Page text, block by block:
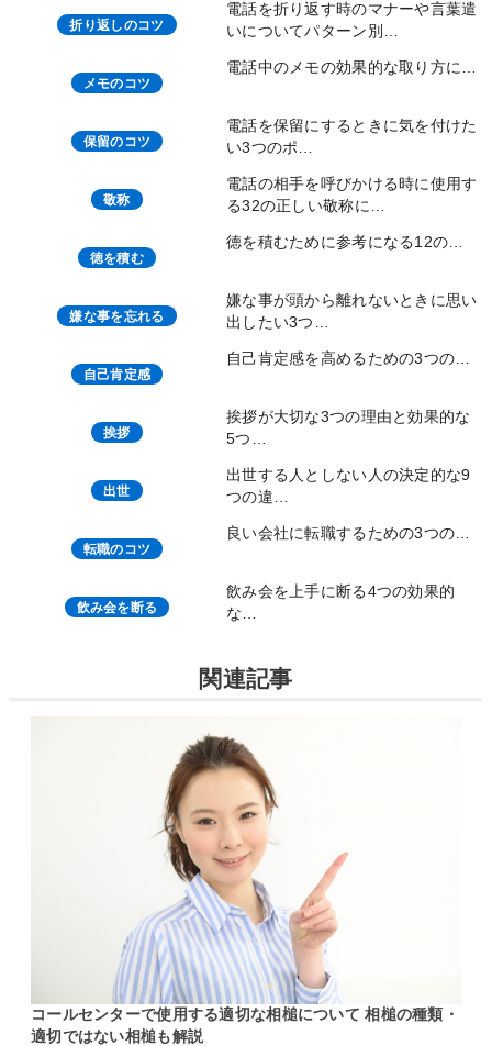
折り返しのコツ
電話を折り返す時のマナーや言葉遣
いについてパターン別…
メモのコツ
電話中のメモの効果的な取り方に…
保留のコツ
電話を保留にするときに気を付けた
い3つのポ…
敬称
電話の相手を呼びかける時に使用す
る32の正しい敬称に…
徳を積む
徳を積むために参考になる12の…
嫌な事を忘れる
嫌な事が頭から離れないときに思い
出したい3つ…
自己肯定感
自己肯定感を高めるための3つの…
挨拶
挨拶が大切な3つの理由と効果的な
5つ…
出世
出世する人としない人の決定的な9
つの違…
転職のコツ
良い会社に転職するための3つの…
飲み会を断る
飲み会を上手に断る4つの効果的
な…
関連記事
コールセンターで使用する適切な相槌について 相槌の種類・
適切ではない相槌も解説